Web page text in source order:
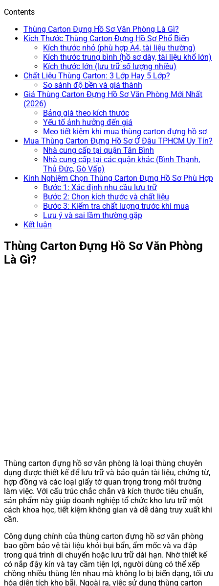
Contents
Thùng Carton Đựng Hồ Sơ Văn Phòng Là Gì?
Kích Thước Thùng Carton Đựng Hồ Sơ Phổ Biến
Kích thước nhỏ (phù hợp A4, tài liệu thường)
Kích thước trung bình (hồ sơ dày, tài liệu khổ lớn)
Kích thước lớn (lưu trữ số lượng nhiều)
Chất Liệu Thùng Carton: 3 Lớp Hay 5 Lớp?
So sánh độ bền và giá thành
Giá Thùng Carton Đựng Hồ Sơ Văn Phòng Mới Nhất
(2026)
Bảng giá theo kích thước
Yếu tố ảnh hưởng đến giá
Mẹo tiết kiệm khi mua thùng carton đựng hồ sơ
Mua Thùng Carton Đựng Hồ Sơ Ở Đâu TPHCM Uy Tín?
Nhà cung cấp tại quận Tân Bình
Nhà cung cấp tại các quận khác (Bình Thạnh,
Thủ Đức, Gò Vấp)
Kinh Nghiệm Chọn Thùng Carton Đựng Hồ Sơ Phù Hợp
Bước 1: Xác định nhu cầu lưu trữ
Bước 2: Chọn kích thước và chất liệu
Bước 3: Kiểm tra chất lượng trước khi mua
Lưu ý và sai lầm thường gặp
Kết luận
Thùng Carton Đựng Hồ Sơ Văn Phòng
Là Gì?
Thùng carton đựng hồ sơ văn phòng là loại thùng chuyên
dụng được thiết kế để lưu trữ và bảo quản tài liệu, chứng từ,
hợp đồng và các loại giấy tờ quan trọng trong môi trường
làm việc. Với cấu trúc chắc chắn và kích thước tiêu chuẩn,
sản phẩm này giúp doanh nghiệp tổ chức kho lưu trữ một
cách khoa học, tiết kiệm không gian và dễ dàng truy xuất khi
cần.
Công dụng chính của thùng carton đựng hồ sơ văn phòng
bao gồm bảo vệ tài liệu khỏi bụi bẩn, ẩm mốc và va đập
trong quá trình di chuyển hoặc lưu trữ dài hạn. Nhờ thiết kế
có nắp đậy kín và tay cầm tiện lợi, người dùng có thể xếp
chồng nhiều thùng lên nhau mà không lo bị biến dạng, tối ưu
hóa diện tích kho bãi. Ngoài ra, việc sử dụng thùng carton